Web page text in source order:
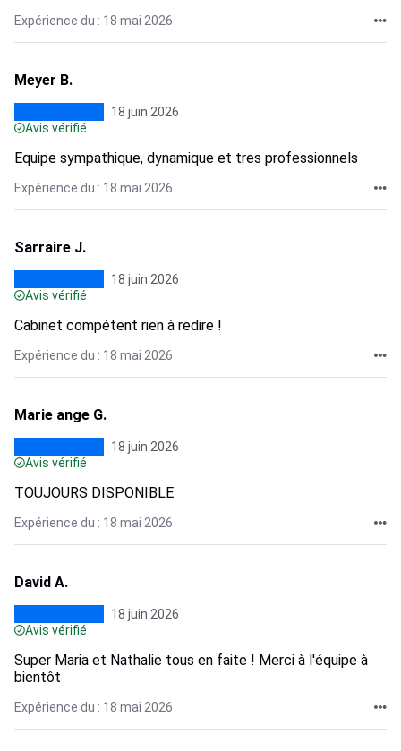
Expérience du : 18 mai 2026
Meyer B.
18 juin 2026
Avis vérifié
Equipe sympathique, dynamique et tres professionnels
Expérience du : 18 mai 2026
Sarraire J.
18 juin 2026
Avis vérifié
Cabinet compétent rien à redire !
Expérience du : 18 mai 2026
Marie ange G.
18 juin 2026
Avis vérifié
TOUJOURS DISPONIBLE
Expérience du : 18 mai 2026
David A.
18 juin 2026
Avis vérifié
Super Maria et Nathalie tous en faite ! Merci à l'équipe à
bientôt
Expérience du : 18 mai 2026